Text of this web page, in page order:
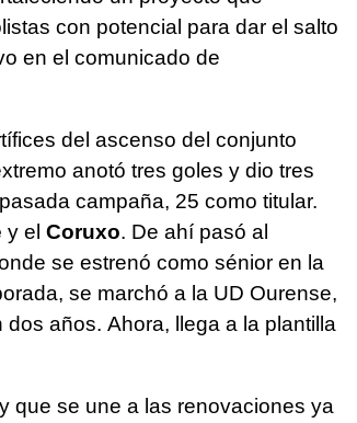
con potencial para dar el salto
en el comunicado de
del ascenso del conjunto
anotó tres goles y dio tres
campaña, 25 como titular.
y el Coruxo. De ahí pasó al
se estrenó como sénior en la
se marchó a la UD Ourense,
años. Ahora, llega a la plantilla
que se une a las renovaciones ya